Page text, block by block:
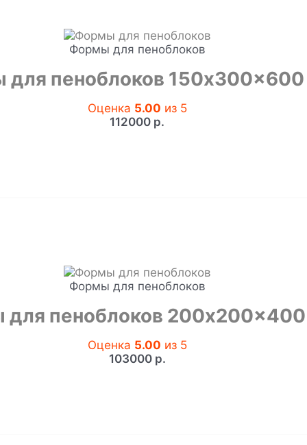
Формы для пеноблоков
пеноблоков
Оценка 5.00 из 5
112000 р.
Формы для пеноблоков
пеноблоков
Оценка 5.00 из 5
103000 р.